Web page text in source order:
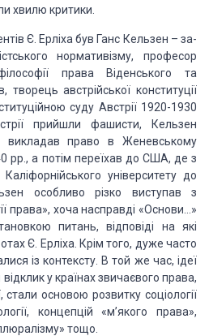
хвилю критики.
Є. Ерліха був Ганс Кельзен – за­
нормативізму, професор
права Віденського та
творець австрійської конституції
суду Австрії 1920-1930
прийшли фашисти, Кельзен
викладав право в Женевському
рр., а потім переїхав до США, де з
університету до
особливо різко виступав з
права», хоча насправді «Основи…»
питань, відповіді на які
Є. Ерліха. Крім того, дуже часто
із контексту. В той же час, ідеї
у країнахзвичаєвого права,
основою розвитку соціології
концепцій «м’якого права»,
тощо.